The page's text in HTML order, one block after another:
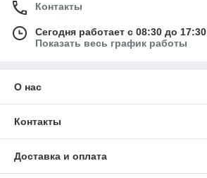
Контакты
Сегодня работает с 08:30 до 17:30
Показать весь график работы
О нас
Контакты
Доставка и оплата